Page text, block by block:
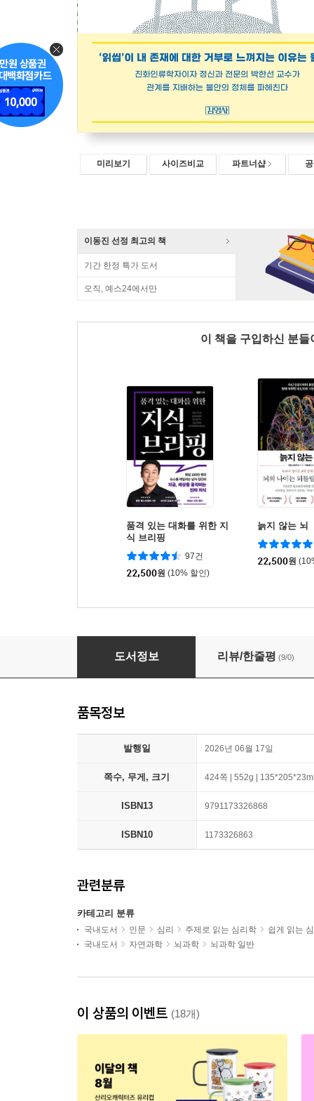
미리보기 사이즈비교 파트너샵
이동진 선정 최고의 책
기간 한정 특가 도서
오직, 예스24에서만
이 책을 구입하신 분
품격 있는 대화를 위한 지
식 브리핑
97건
22,500원 (10% 할인)
늙지 않는 뇌
22,500원
거절불안
도서정보 리뷰/한줄평 (9/0)
품목정보
발행일 2026년 06월 17일
쪽수, 무게, 크기 424쪽 | 552g |
ISBN13 9791173326868
ISBN10 1173326863
관련분류
카테고리 분류
국내도서 인문 심리 주제로 읽는 심리학
쉽게 읽는
국내도서
자연과학 뇌과학 뇌과학 일반
이 상품의 이벤트 (18개)